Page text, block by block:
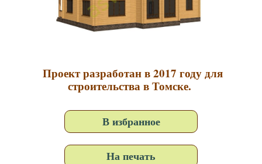
Проект разработан в 2017 году для
строительства в Томске.
В избранное
На печать